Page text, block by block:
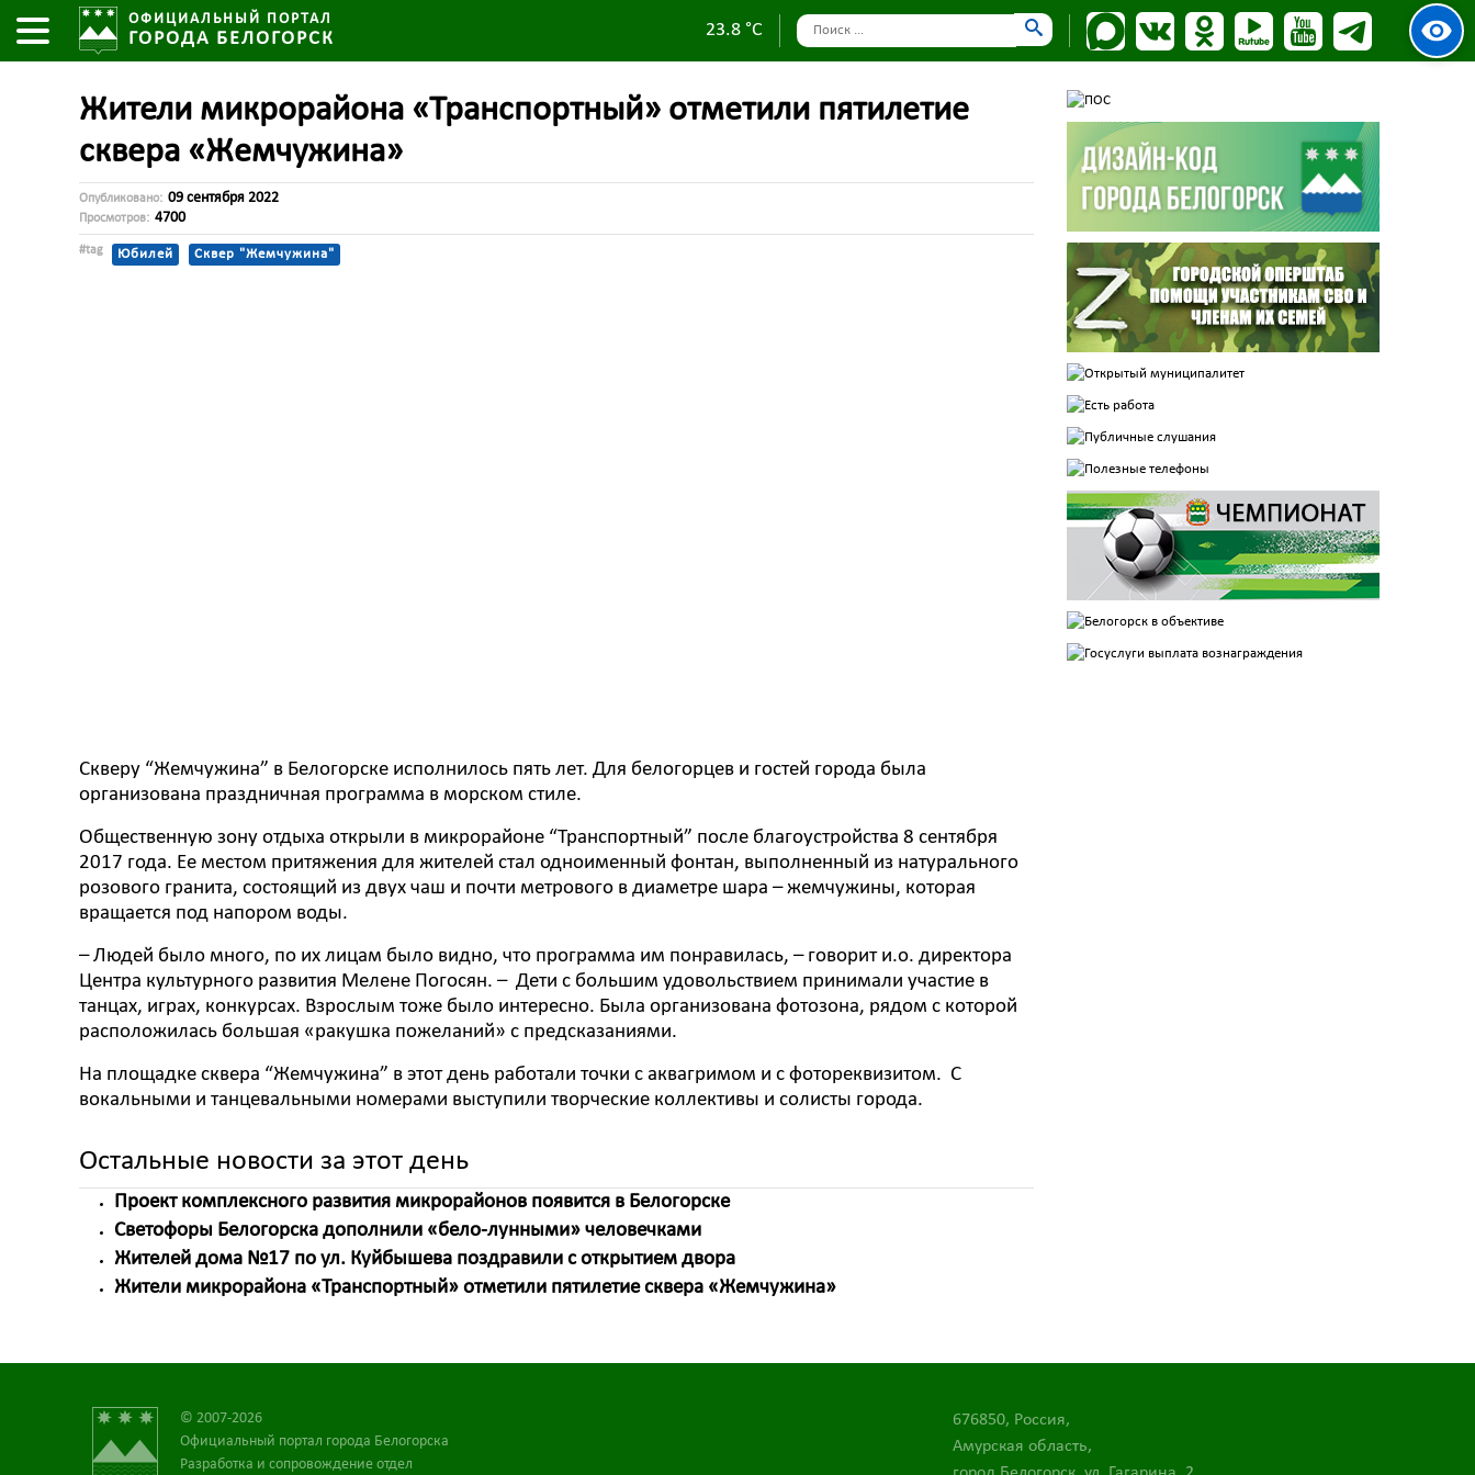
ОФИЦИАЛЬНЫЙ ПОРТАЛ
ГОРОДА БЕЛОГОРСК 23.8 °C
Жители микрорайона «Транспортный» отметили пятилетие
сквера «Жемчужина»
Опубликовано: 09 сентября 2022
Просмотров: 4700
#tag Юбилей Сквер "Жемчужина"
Скверу “Жемчужина” в Белогорске исполнилось пять лет. Для белогорцев и гостей города была
организована праздничная программа в морском стиле.
Общественную зону отдыха открыли в микрорайоне “Транспортный” после благоустройства 8 сентября
2017 года. Ее местом притяжения для жителей стал одноименный фонтан, выполненный из натурального
розового гранита, состоящий из двух чаш и почти метрового в диаметре шара – жемчужины, которая
вращается под напором воды.
– Людей было много, по их лицам было видно, что программа им понравилась, – говорит и.о. директора
Центра культурного развития Мелене Погосян. – Дети с большим удовольствием принимали участие в
танцах, играх, конкурсах. Взрослым тоже было интересно. Была организована фотозона, рядом с которой
расположилась большая «ракушка пожеланий» с предсказаниями.
На площадке сквера “Жемчужина” в этот день работали точки с аквагримом и с фотореквизитом. С
вокальными и танцевальными номерами выступили творческие коллективы и солисты города.
Остальные новости за этот день
Проект комплексного развития микрорайонов появится в Белогорске
Светофоры Белогорска дополнили «бело-лунными» человечками
Жителей дома №17 по ул. Куйбышева поздравили с открытием двора
Жители микрорайона «Транспортный» отметили пятилетие сквера «Жемчужина»
© 2007-2026
Официальный портал города Белогорска
Разработка и сопровождение отдел
676850, Россия,
Амурская область,